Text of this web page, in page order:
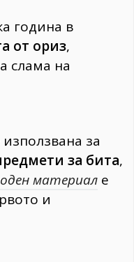
година в
от ориз,
слама на
за
за бита,
материал е
и